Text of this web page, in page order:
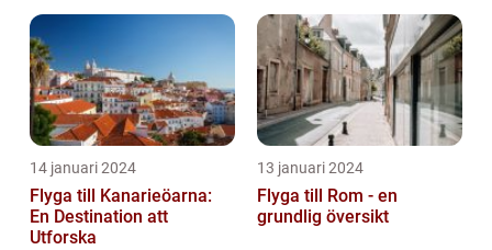
14 januari 2024
Flyga till Kanarieöarna:
En Destination att
Utforska
13 januari 2024
Flyga till Rom - en
grundlig översikt